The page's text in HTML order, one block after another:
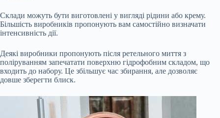
Склади можуть бути виготовлені у вигляді рідини або крему.
Більшість виробників пропонують вам самостійно визначати
інтенсивність дії.
Деякі виробники пропонують після ретельного миття з
поліруванням запечатати поверхню гідрофобним складом, що
входить до набору. Це збільшує час збирання, але дозволяє
довше зберегти блиск.